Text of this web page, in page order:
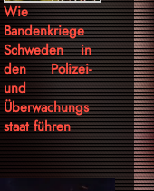
Wie
Bandenkriege
Schweden in
den Polizei-
und
Überwachungs
staat führen